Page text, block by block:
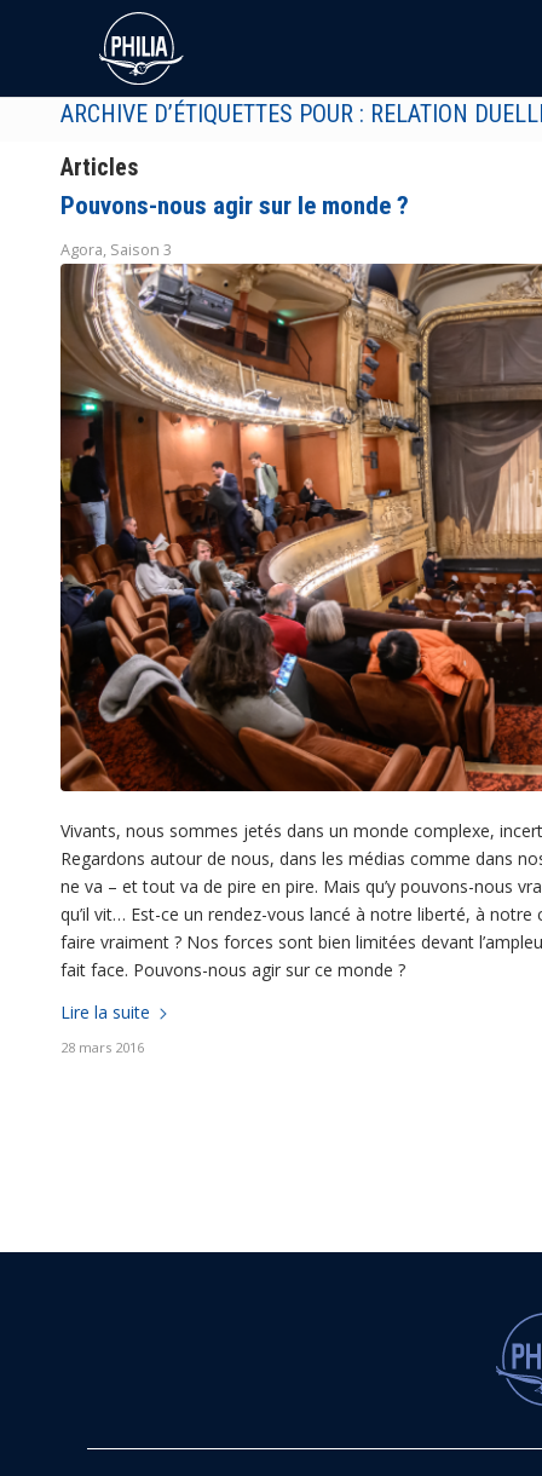
ARCHIVE D’ÉTIQUETTES POUR : RELATION
Articles
Pouvons-nous agir sur le monde ?
Agora, Saison 3
Vivants, nous sommes jetés dans un monde complexe,
Regardons autour de nous, dans les médias comme dans
ne va – et tout va de pire en pire. Mais qu’y pouvons-nous
qu’il vit… Est-ce un rendez-vous lancé à notre liberté, à notre
faire vraiment ? Nos forces sont bien limitées devant
fait face. Pouvons-nous agir sur ce monde ?
Lire la suite
28 mars 2016